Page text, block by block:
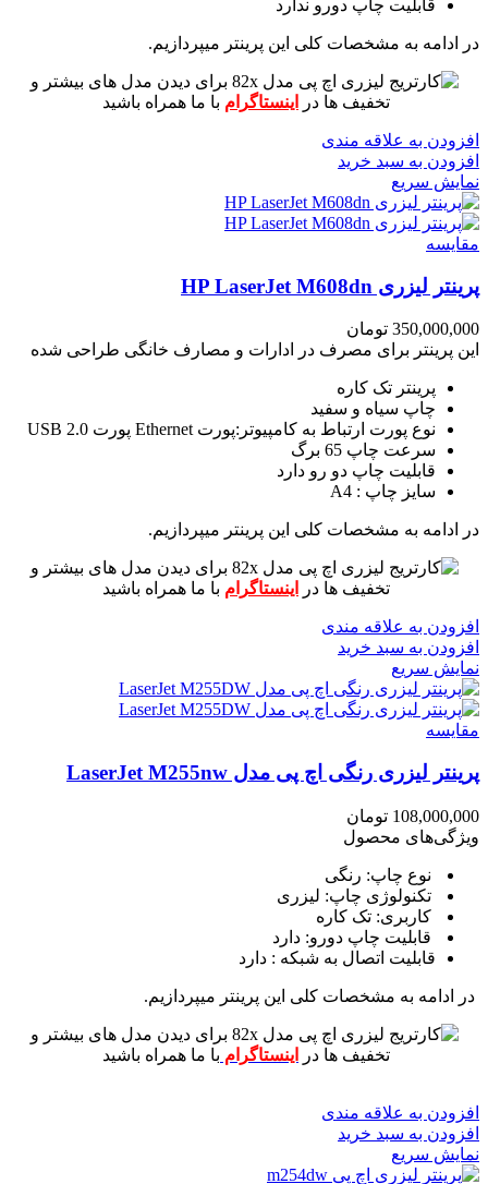
قابلیت چاپ دورو ندارد
در ادامه به مشخصات کلی این پرینتر میپردازیم.
برای دیدن مدل های بیشتر و
تخفیف ها در
اینستاگرام با ما همراه باشید
افزودن به علاقه مندی
افزودن به سبد خرید
نمایش سریع
مقايسه
پرینتر لیزری HP LaserJet M608dn
350,000,000 تومان
این پرینتر برای مصرف در ادارات و مصارف خانگی طراحی شده
پرینتر تک کاره
چاپ سیاه و سفید
نوع پورت ارتباط به کامپیوتر:پورت Ethernet پورت USB 2.0
سرعت چاپ 65 برگ
قابلیت چاپ دو رو دارد
سایز چاپ : A4
در ادامه به مشخصات کلی این پرینتر میپردازیم.
برای دیدن مدل های بیشتر و
تخفیف ها در
اینستاگرام با ما همراه باشید
افزودن به علاقه مندی
افزودن به سبد خرید
نمایش سریع
مقايسه
پرینتر لیزری رنگی اچ پی مدل LaserJet M255nw
108,000,000 تومان
ویژگی‌های محصول
نوع چاپ: رنگی
تکنولوژی چاپ: لیزری
کاربری: تک کاره
قابلیت چاپ دورو: دارد
قابلیت اتصال به شبکه : دارد
در ادامه به مشخصات کلی این پرینتر میپردازیم.
برای دیدن مدل های بیشتر و
تخفیف ها در
اینستاگرام با ما همراه باشید
افزودن به علاقه مندی
افزودن به سبد خرید
نمایش سریع